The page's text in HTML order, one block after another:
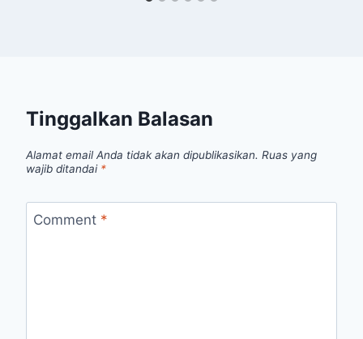
Tinggalkan Balasan
Alamat email Anda tidak akan dipublikasikan. Ruas yang
wajib ditandai *
Comment *